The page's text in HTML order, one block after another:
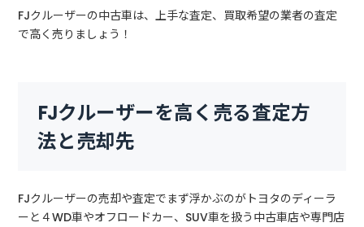
FJクルーザーの中古車は、上手な査定、買取希望の業者の査定
で高く売りましょう！
FJクルーザーを高く売る査定方
法と売却先
FJクルーザーの売却や査定でまず浮かぶのがトヨタのディーラ
ーと４WD車やオフロードカー、SUV車を扱う中古車店や専門店